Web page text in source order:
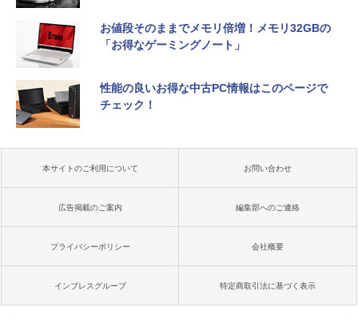
お値段そのままでメモリ倍増！メモリ32GBの
「お得なゲーミングノート」
性能の良いお得な中古PC情報はこのページで
チェック！
本サイトのご利用について お問い合わせ
広告掲載のご案内 編集部へのご連絡
プライバシーポリシー 会社概要
インプレスグループ 特定商取引法に基づく表示